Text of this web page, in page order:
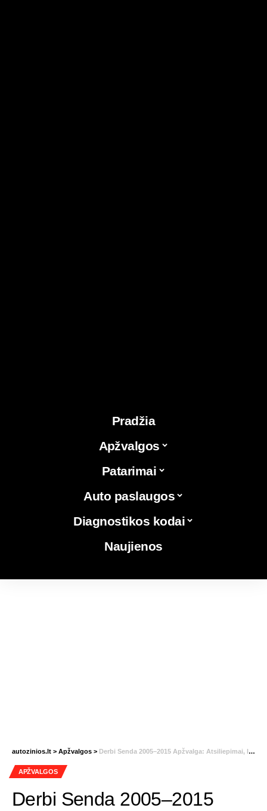
Pradžia
Apžvalgos
Patarimai
Auto paslaugos
Diagnostikos kodai
Naujienos
autozinios.lt > Apžvalgos > Derbi Senda 2005–2015 Apžvalga: Atsiliepimai, ligos, kuro sąnaudos ir skirtumai tarp metų
APŽVALGOS
Derbi Senda 2005–2015